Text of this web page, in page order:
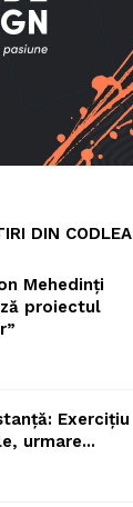
DIN CODLEA
Mehedinți
proiectul
Exercițiu
urmare...